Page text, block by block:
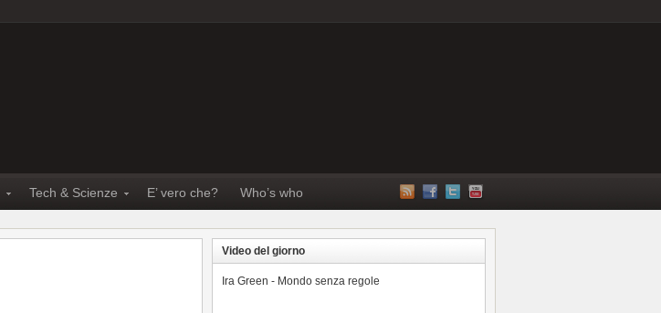
Tech & Scienze E’ vero che? Who’s who
Video del giorno
Ira Green - Mondo senza regole